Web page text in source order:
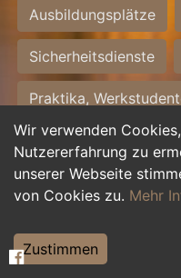
Wir verwenden
Nutzererfahrung zu
unserer Webseite
von Cookies zu. Mehr
Zustimmen
Ausbildungsplätze
Sicherheitsdienste
Praktika,
Personalwesen
Hilfskräfte, Aushilfs-
Weiterbildung,